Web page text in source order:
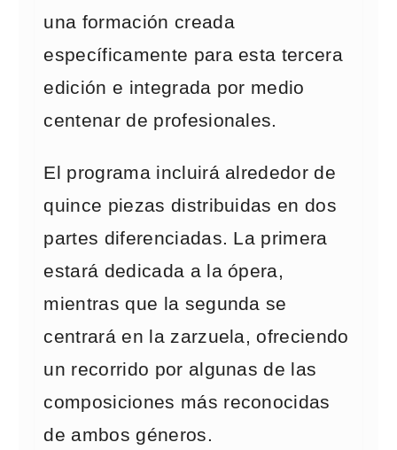
una formación creada
específicamente para esta tercera
edición e integrada por medio
centenar de profesionales.
El programa incluirá alrededor de
quince piezas distribuidas en dos
partes diferenciadas. La primera
estará dedicada a la ópera,
mientras que la segunda se
centrará en la zarzuela, ofreciendo
un recorrido por algunas de las
composiciones más reconocidas
de ambos géneros.